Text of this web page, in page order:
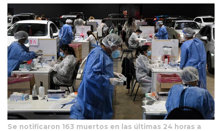
Se notificaron 163 muertos en las últimas 24 horas a